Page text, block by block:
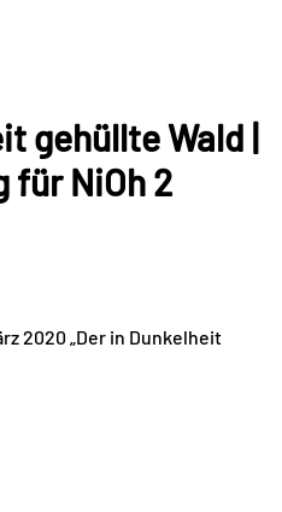
gehüllte Wald |
für NiOh 2
2020 „Der in Dunkelheit